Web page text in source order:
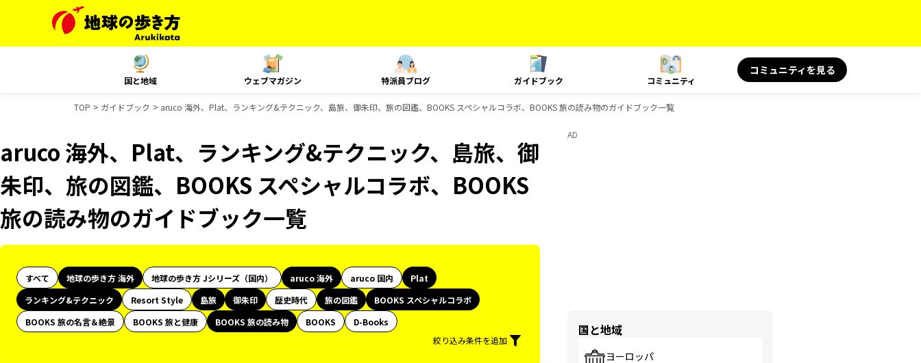
国と地域 ウェブマガジン 特派員ブログ ガイドブック コミュニティ
コミュニティを見る
TOP ガイドブック aruco 海外、Plat、ランキング&テクニック、島旅、御朱印、旅の図鑑、BOOKS スペシャルコラボ、BOOKS 旅の読み物のガイドブック一覧
aruco 海外、Plat、ランキング&テクニック、島旅、御
朱印、旅の図鑑、BOOKS スペシャルコラボ、BOOKS
旅の読み物のガイドブック一覧
すべて 地球の歩き方 海外 地球の歩き方 Jシリーズ（国内） aruco 海外 aruco 国内
Plat
ランキング&テクニック
Resort Style 島旅 御朱印 歴史時代 旅の図鑑
BOOKS スペシャルコラボ
BOOKS 旅の名言＆絶景
BOOKS 旅と健康 BOOKS 旅の読み物 BOOKS
D-Books
絞り込み条件を追加
AD
国と地域
ヨーロッパ